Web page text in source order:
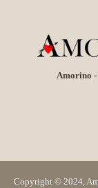
Amorino
Copyright © 2024,